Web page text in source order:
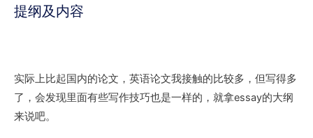
提纲及内容
实际上比起国内的论文，英语论文我接触的比较多，但写得多
了，会发现里面有些写作技巧也是一样的，就拿essay的大纲
来说吧。